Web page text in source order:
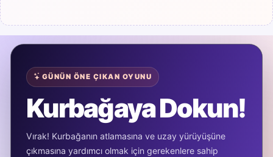
GÜNÜN ÖNE ÇIKAN OYUNU
Kurbağaya Dokun!
Vırak! Kurbağanın atlamasına ve uzay yürüyüşüne
çıkmasına yardımcı olmak için gerekenlere sahip